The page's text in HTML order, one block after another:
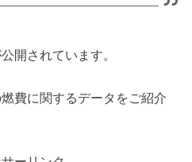
開されています。
費に関するデータをご紹介